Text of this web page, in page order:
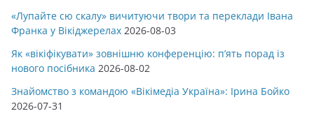
«Лупайте сю скалу» вичитуючи твори та переклади Івана
Франка у Вікіджерелах 2026-08-03
Як «вікіфікувати» зовнішню конференцію: п’ять порад із
нового посібника 2026-08-02
Знайомство з командою «Вікімедіа Україна»: Ірина Бойко
2026-07-31